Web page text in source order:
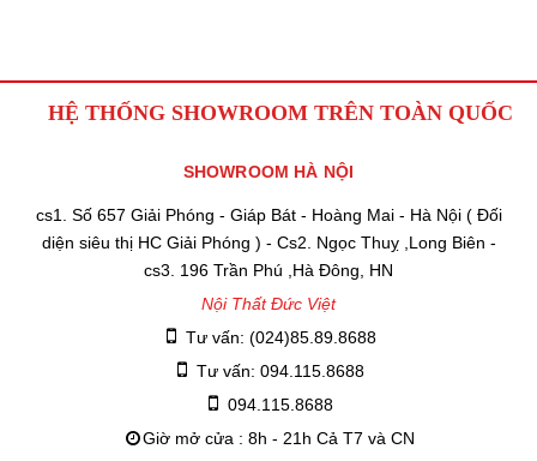
HỆ THỐNG SHOWROOM TRÊN TOÀN QUỐC
SHOWROOM HÀ NỘI
cs1. Số 657 Giải Phóng - Giáp Bát - Hoàng Mai - Hà Nội ( Đối
diện siêu thị HC Giải Phóng ) - Cs2. Ngọc Thuỵ ,Long Biên -
cs3. 196 Trần Phú ,Hà Đông, HN
Nội Thất Đức Việt
Tư vấn: (024)85.89.8688
Tư vấn: 094.115.8688
094.115.8688
Giờ mở cửa : 8h - 21h Cả T7 và CN